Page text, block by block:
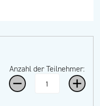
Anzahl der Teilnehmer: